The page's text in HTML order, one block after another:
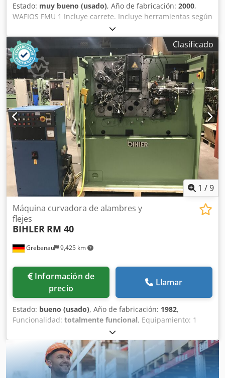
Estado: muy bueno (usado), Año de fabricación: 2000,
WAFIOS FMU 1 Incluye carrete. Incluye herramientas según
las fotos. Dcjdpezl T S Iefx Ahuok La máquina está
conectada a la corriente y se puede inspeccionar previo
acuerdo.
Clasificado
1 /9
Grebenau 9,425 km
Máquina curvadora de alambres y
flejes
BIHLER RM 40
Información de
precio
Llamar
Estado: bueno (usado), Año de fabricación: 1982,
Funcionalidad: totalmente funcional, Equipamiento: 1
alimentador de pinzas a la derecha 1 prensa excéntrica de
dos puntos 90 kN 3 unidades de carro normal 1 unidad de
carro estrecho 1 eje de control Rango de trabajo: Dcjdpfsn
E N Ndox Ahuek Rango de grosor del alambre: 0,5 - 4,0 mm
Ancho de banda: hasta 60 mm Longitud de avance: hasta